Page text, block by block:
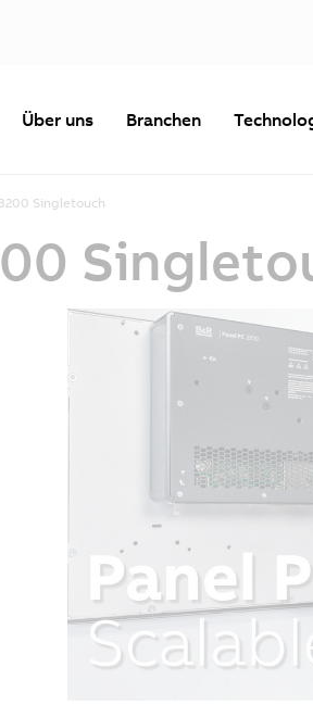
Über uns Branchen
Singletouch